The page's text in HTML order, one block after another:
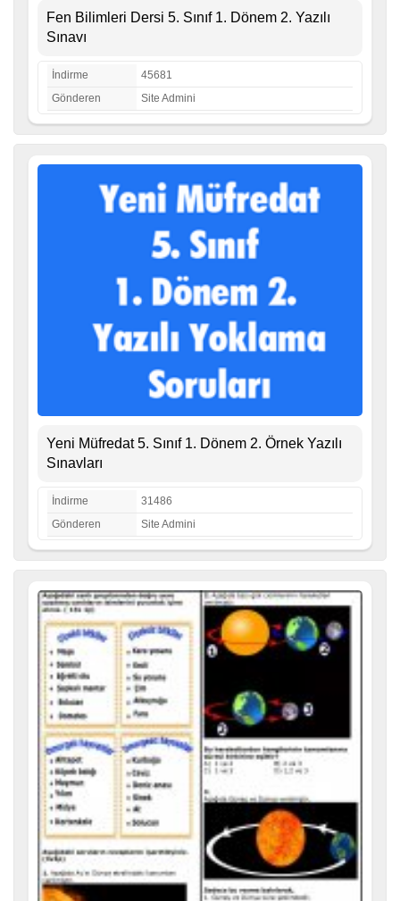
Fen Bilimleri Dersi 5. Sınıf 1. Dönem 2. Yazılı
Sınavı
İndirme
45681
Gönderen
Site Admini
Yeni Müfredat 5. Sınıf 1. Dönem 2. Örnek Yazılı
Sınavları
İndirme
31486
Gönderen
Site Admini